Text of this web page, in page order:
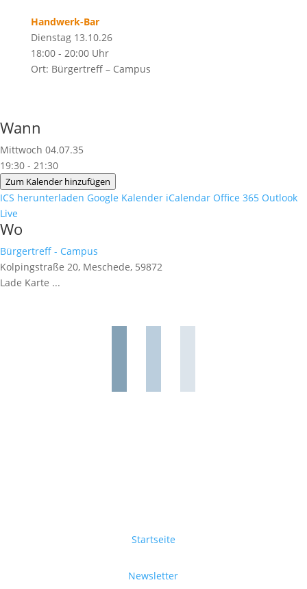
Handwerk-Bar
Dienstag 13.10.26
18:00 - 20:00 Uhr
Ort: Bürgertreff – Campus
Wann
Mittwoch 04.07.35
19:30 - 21:30
Zum Kalender hinzufügen
ICS herunterladen Google Kalender iCalendar Office 365 Outlook
Live
Wo
Bürgertreff - Campus
Kolpingstraße 20, Meschede, 59872
Lade Karte ...
Startseite
Newsletter